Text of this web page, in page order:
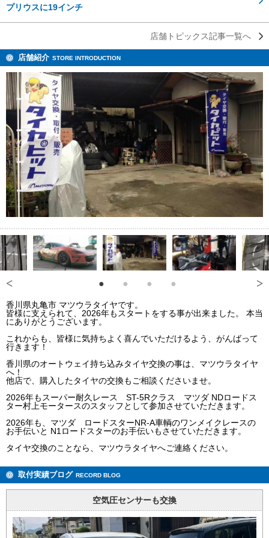
プリウスに19インチ
店舗トピックス記事一覧へ
店舗紹介 STORE INTRODUCTION
香川県丸亀市 マツウラタイヤです。
皆様に支えられて、2026年もスタートをする事が出来ました。 本当
にありがとうございます。
これからも、皆様に気持ちよく喜んでいただけるよう、がんばって
行きます！
香川県のオートウェイ持ち込みタイヤ交換の事は、マツウラタイヤ
へ！
他店で、購入したタイヤの交換もご相談くださいませ。
2026年もスーパー耐久レース ST-5Rクラス マツダ NDロードス
ター村上モータースのスタッフとして参加させていただきます。
2026年も、マツダ ロードスターNR-A車輌のワンメイクレースの
お手伝いと N1ロードスターのお手伝いもさせていただきます。
タイヤ交換のことなら、マツウラタイヤへご連絡ください。
取付実績ブログ RECORD BLOG
空気圧センサーも交換